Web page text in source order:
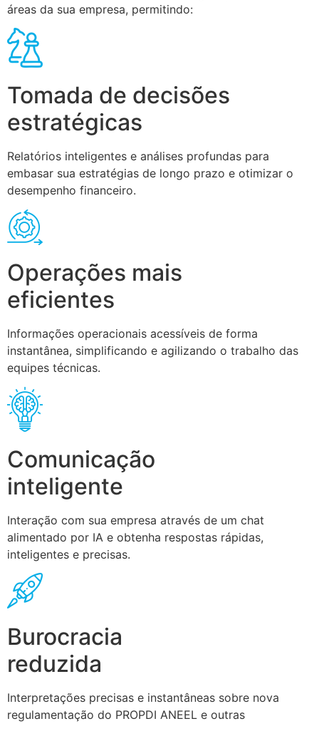
áreas da sua empresa, permitindo:
Tomada de decisões
estratégicas
Relatórios inteligentes e análises profundas para
embasar sua estratégias de longo prazo e otimizar o
desempenho financeiro.
Operações mais
eficientes
Informações operacionais acessíveis de forma
instantânea, simplificando e agilizando o trabalho das
equipes técnicas.
Comunicação
inteligente
Interação com sua empresa através de um chat
alimentado por IA e obtenha respostas rápidas,
inteligentes e precisas.
Burocracia
reduzida
Interpretações precisas e instantâneas sobre nova
regulamentação do PROPDI ANEEL e outras